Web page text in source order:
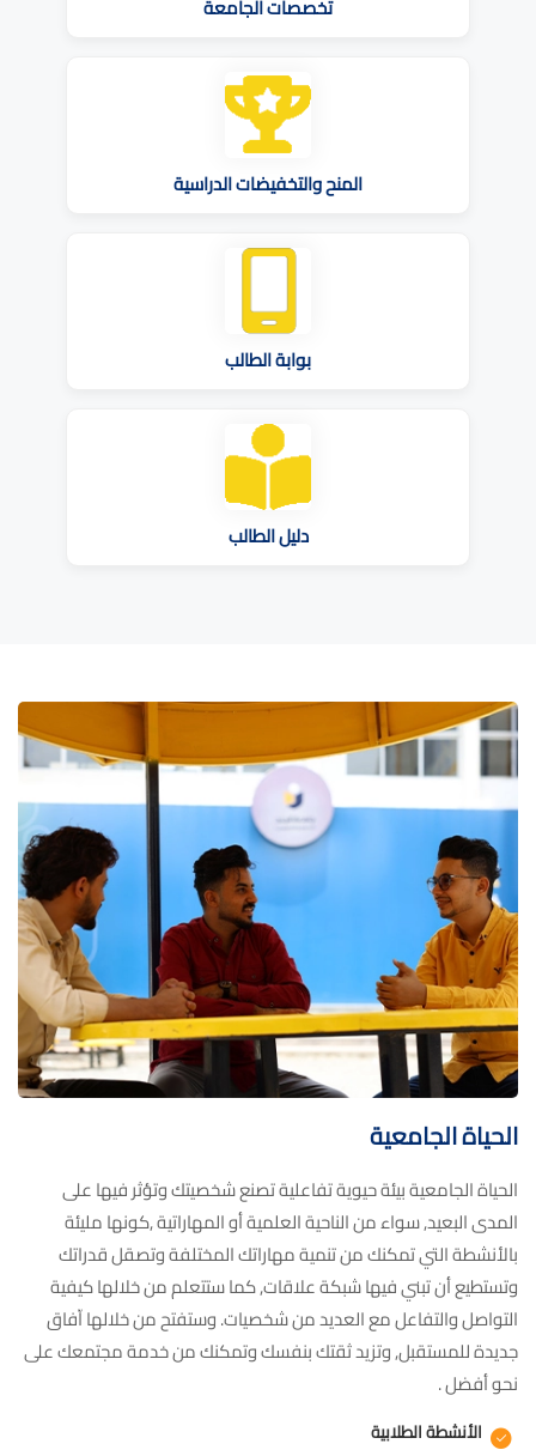
تخصصات الجامعة
المنح والتخفيضات الدراسية
بوابة الطالب
دليل الطالب
الحياة الجامعية
الحياة الجامعية بيئة حيوية تفاعلية تصنع شخصيتك وتؤثر فيها على
المدى البعيد, سواء من الناحية العلمية أو المهاراتية ,كونها مليئة
بالأنشطة التي تمكنك من تنمية مهاراتك المختلفة وتصقل قدراتك
وتستطيع أن تبني فيها شبكة علاقات, كما ستتعلم من خلالها كيفية
التواصل والتفاعل مع العديد من شخصيات. وستفتح من خلالها اّفاق
جديدة للمستقبل, وتزيد ثقتك بنفسك وتمكنك من خدمة مجتمعك على
نحو أفضل .
الأنشطة الطلابية